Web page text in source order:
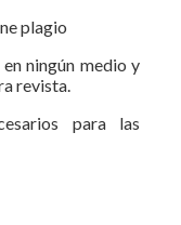
plagio
ningún medio y
revista.
para las